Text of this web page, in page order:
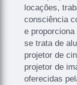
locações,
consciência
e
se trata de
projetor de
projetor de
oferecidas